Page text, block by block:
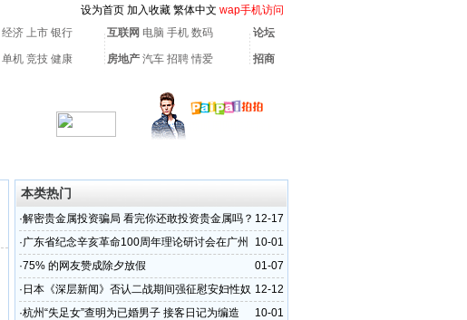
设为首页 加入收藏 繁体中文 wap手机访问
经济 上市 银行 互联网 电脑 手机 数码 论坛
单机 竞技 健康 房地产 汽车 招聘 情爱 招商
本类热门
12-17
·解密贵金属投资骗局 看完你还敢投资贵金属吗？
10-01
·广东省纪念辛亥革命100周年理论研讨会在广州
召开
01-07
·75% 的网友赞成除夕放假
12-12
· 日本《深层新闻》否认二战期间强征慰安妇性奴
历史
10-01
·杭州“失足女”查明为已婚男子 接客日记为编造